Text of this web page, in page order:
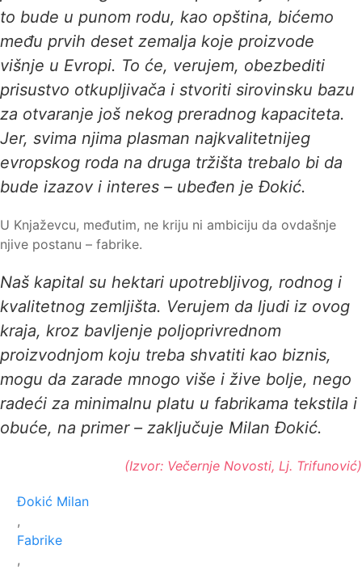
to bude u punom rodu, kao opština, bićemo
među prvih deset zemalja koje proizvode
višnje u Evropi. To će, verujem, obezbediti
prisustvo otkupljivača i stvoriti sirovinsku bazu
za otvaranje još nekog preradnog kapaciteta.
Jer, svima njima plasman najkvalitetnijeg
evropskog roda na druga tržišta trebalo bi da
bude izazov i interes – ubeđen je Đokić.
U Knjaževcu, međutim, ne kriju ni ambiciju da ovdašnje
njive postanu – fabrike.
Naš kapital su hektari upotrebljivog, rodnog i
kvalitetnog zemljišta. Verujem da ljudi iz ovog
kraja, kroz bavljenje poljoprivrednom
proizvodnjom koju treba shvatiti kao biznis,
mogu da zarade mnogo više i žive bolje, nego
radeći za minimalnu platu u fabrikama tekstila i
obuće, na primer – zaključuje Milan Đokić.
(Izvor: Večernje Novosti, Lj. Trifunović)
Đokić Milan
,
Fabrike
,